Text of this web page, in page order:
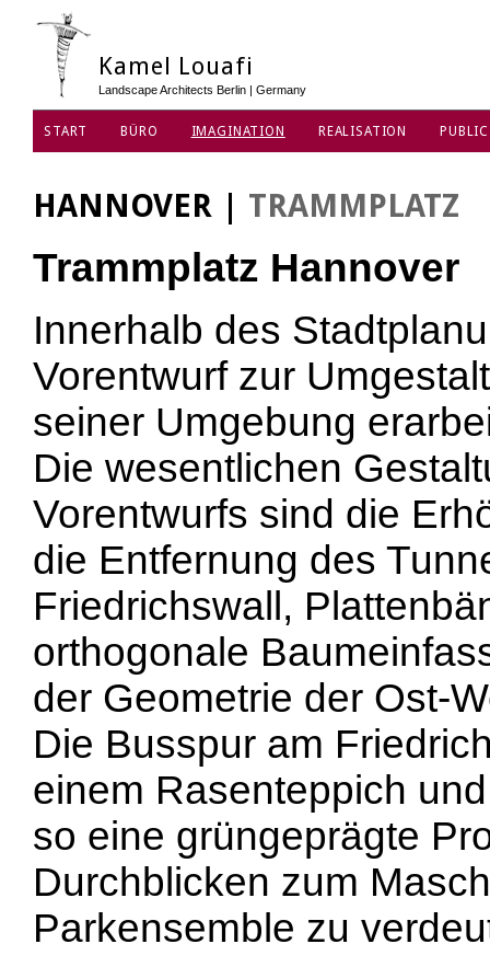
Kamel Louafi
Landscape Architects Berlin | Germany
START BÜRO IMAGINATION REALISATION
HANNOVER TRAMMPLATZ
Trammplatz Hannover
Innerhalb des
Vorentwurf zur
seiner Umgebung
Die wesentlichen
Vorentwurfs sind die
die Entfernung des
Friedrichswall,
orthogonale
der Geometrie der Ost-
Die Busspur am
einem Rasenteppich
so eine grüngeprägte
Durchblicken zum
Parkensemble zu